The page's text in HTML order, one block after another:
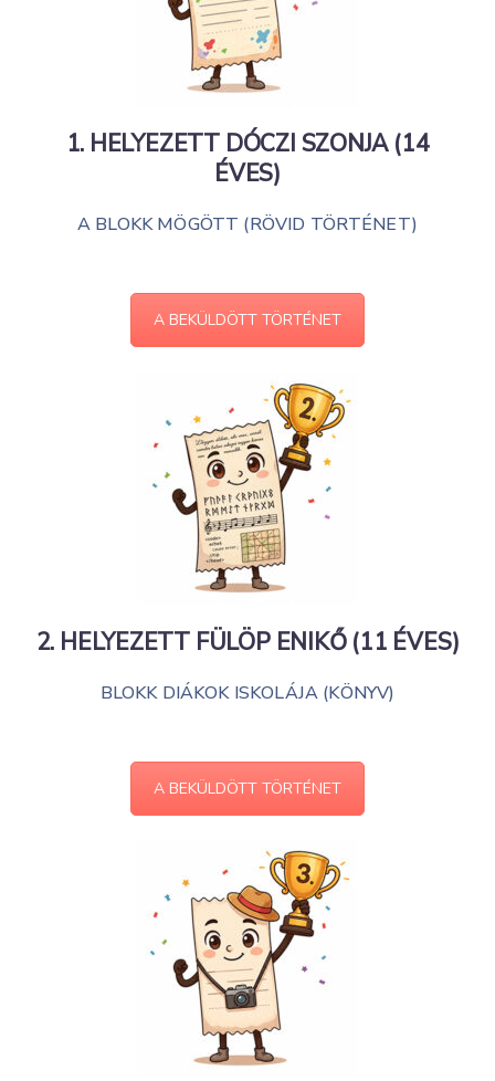
1. HELYEZETT DÓCZI SZONJA (14
ÉVES)
A BLOKK MÖGÖTT (RÖVID TÖRTÉNET)
A BEKÜLDÖTT TÖRTÉNET
2. HELYEZETT FÜLÖP ENIKŐ (11 ÉVES)
BLOKK DIÁKOK ISKOLÁJA (KÖNYV)
A BEKÜLDÖTT TÖRTÉNET